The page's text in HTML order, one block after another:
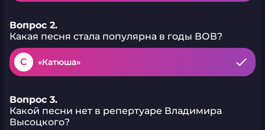
Вопрос 2.
Какая песня стала популярна в годы ВОВ?
C «Катюша»
Вопрос 3.
Какой песни нет в репертуаре Владимира
Высоцкого?